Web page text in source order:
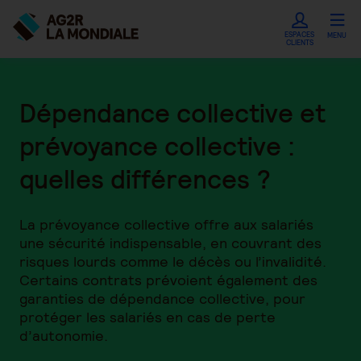
ESPACES
CLIENTS
MENU
Dépendance collective et
prévoyance collective :
quelles différences ?
La prévoyance collective offre aux salariés
une sécurité indispensable, en couvrant des
risques lourds comme le décès ou l’invalidité.
Certains contrats prévoient également des
garanties de dépendance collective, pour
protéger les salariés en cas de perte
d’autonomie.